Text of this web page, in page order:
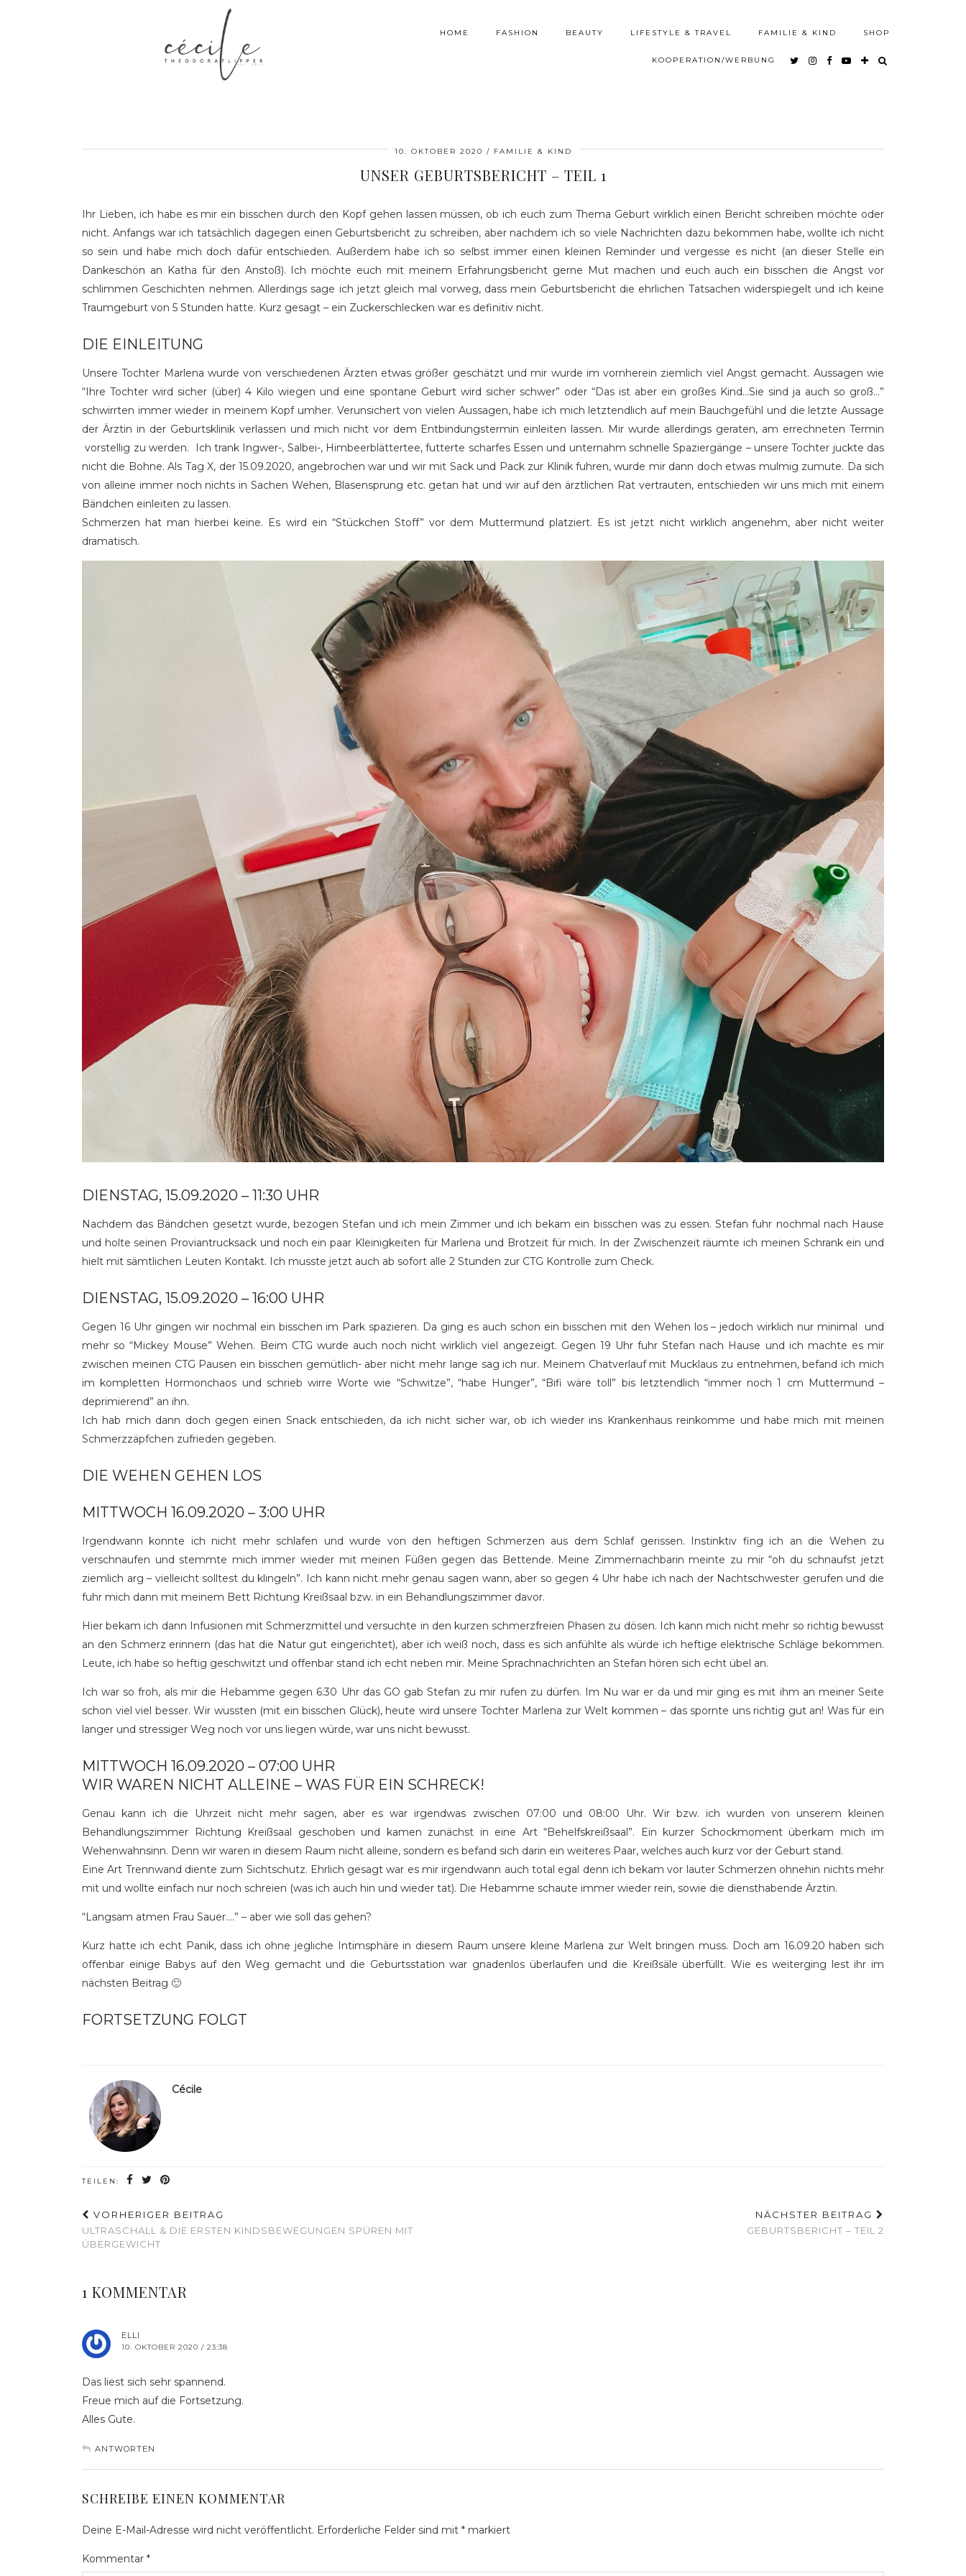
HOME FASHION BEAUTY LIFESTYLE & TRAVEL FAMILIE & KIND SHOP
KOOPERATION/WERBUNG
10. OKTOBER 2020 FAMILIE & KIND
UNSER GEBURTSBERICHT – TEIL 1
Ihr Lieben, ich habe es mir ein bisschen durch den Kopf gehen lassen müssen, ob ich euch zum Thema Geburt wirklich einen Bericht schreiben möchte oder
nicht. Anfangs war ich tatsächlich dagegen einen Geburtsbericht zu schreiben, aber nachdem ich so viele Nachrichten dazu bekommen habe, wollte ich nicht
so sein und habe mich doch dafür entschieden. Außerdem habe ich so selbst immer einen kleinen Reminder und vergesse es nicht (an dieser Stelle ein
Dankeschön an Katha für den Anstoß). Ich möchte euch mit meinem Erfahrungsbericht gerne Mut machen und euch auch ein bisschen die Angst vor
schlimmen Geschichten nehmen. Allerdings sage ich jetzt gleich mal vorweg, dass mein Geburtsbericht die ehrlichen Tatsachen widerspiegelt und ich keine
Traumgeburt von 5 Stunden hatte. Kurz gesagt – ein Zuckerschlecken war es definitiv nicht.
DIE EINLEITUNG
Unsere Tochter Marlena wurde von verschiedenen Ärzten etwas größer geschätzt und mir wurde im vornherein ziemlich viel Angst gemacht. Aussagen wie
“Ihre Tochter wird sicher (über) 4 Kilo wiegen und eine spontane Geburt wird sicher schwer” oder “Das ist aber ein großes Kind…Sie sind ja auch so groß…”
schwirrten immer wieder in meinem Kopf umher. Verunsichert von vielen Aussagen, habe ich mich letztendlich auf mein Bauchgefühl und die letzte Aussage
der Ärztin in der Geburtsklinik verlassen und mich nicht vor dem Entbindungstermin einleiten lassen. Mir wurde allerdings geraten, am errechneten Termin
vorstellig zu werden. Ich trank Ingwer-, Salbei-, Himbeerblättertee, futterte scharfes Essen und unternahm schnelle Spaziergänge – unsere Tochter juckte das
nicht die Bohne. Als Tag X, der 15.09.2020, angebrochen war und wir mit Sack und Pack zur Klinik fuhren, wurde mir dann doch etwas mulmig zumute. Da sich
von alleine immer noch nichts in Sachen Wehen, Blasensprung etc. getan hat und wir auf den ärztlichen Rat vertrauten, entschieden wir uns mich mit einem
Bändchen einleiten zu lassen.
Schmerzen hat man hierbei keine. Es wird ein “Stückchen Stoff” vor dem Muttermund platziert. Es ist jetzt nicht wirklich angenehm, aber nicht weiter
dramatisch.
DIENSTAG, 15.09.2020 – 11:30 UHR
Nachdem das Bändchen gesetzt wurde, bezogen Stefan und ich mein Zimmer und ich bekam ein bisschen was zu essen. Stefan fuhr nochmal nach Hause
und holte seinen Proviantrucksack und noch ein paar Kleinigkeiten für Marlena und Brotzeit für mich. In der Zwischenzeit räumte ich meinen Schrank ein und
hielt mit sämtlichen Leuten Kontakt. Ich musste jetzt auch ab sofort alle 2 Stunden zur CTG Kontrolle zum Check.
DIENSTAG, 15.09.2020 – 16:00 UHR
Gegen 16 Uhr gingen wir nochmal ein bisschen im Park spazieren. Da ging es auch schon ein bisschen mit den Wehen los – jedoch wirklich nur minimal und
mehr so “Mickey Mouse” Wehen. Beim CTG wurde auch noch nicht wirklich viel angezeigt. Gegen 19 Uhr fuhr Stefan nach Hause und ich machte es mir
zwischen meinen CTG Pausen ein bisschen gemütlich- aber nicht mehr lange sag ich nur. Meinem Chatverlauf mit Mucklaus zu entnehmen, befand ich mich
im kompletten Hormonchaos und schrieb wirre Worte wie “Schwitze”, “habe Hunger”, “Bifi wäre toll” bis letztendlich “immer noch 1 cm Muttermund –
deprimierend” an ihn.
Ich hab mich dann doch gegen einen Snack entschieden, da ich nicht sicher war, ob ich wieder ins Krankenhaus reinkomme und habe mich mit meinen
Schmerzzäpfchen zufrieden gegeben.
DIE WEHEN GEHEN LOS
MITTWOCH 16.09.2020 – 3:00 UHR
Irgendwann konnte ich nicht mehr schlafen und wurde von den heftigen Schmerzen aus dem Schlaf gerissen. Instinktiv fing ich an die Wehen zu
verschnaufen und stemmte mich immer wieder mit meinen Füßen gegen das Bettende. Meine Zimmernachbarin meinte zu mir “oh du schnaufst jetzt
ziemlich arg – vielleicht solltest du klingeln”. Ich kann nicht mehr genau sagen wann, aber so gegen 4 Uhr habe ich nach der Nachtschwester gerufen und die
fuhr mich dann mit meinem Bett Richtung Kreißsaal bzw. in ein Behandlungszimmer davor.
Hier bekam ich dann Infusionen mit Schmerzmittel und versuchte in den kurzen schmerzfreien Phasen zu dösen. Ich kann mich nicht mehr so richtig bewusst
an den Schmerz erinnern (das hat die Natur gut eingerichtet), aber ich weiß noch, dass es sich anfühlte als würde ich heftige elektrische Schläge bekommen.
Leute, ich habe so heftig geschwitzt und offenbar stand ich echt neben mir. Meine Sprachnachrichten an Stefan hören sich echt übel an.
Ich war so froh, als mir die Hebamme gegen 6:30 Uhr das GO gab Stefan zu mir rufen zu dürfen. Im Nu war er da und mir ging es mit ihm an meiner Seite
schon viel viel besser. Wir wussten (mit ein bisschen Glück), heute wird unsere Tochter Marlena zur Welt kommen – das spornte uns richtig gut an! Was für ein
langer und stressiger Weg noch vor uns liegen würde, war uns nicht bewusst.
MITTWOCH 16.09.2020 – 07:00 UHR
WIR WAREN NICHT ALLEINE – WAS FÜR EIN SCHRECK!
Genau kann ich die Uhrzeit nicht mehr sagen, aber es war irgendwas zwischen 07:00 und 08:00 Uhr. Wir bzw. ich wurden von unserem kleinen
Behandlungszimmer Richtung Kreißsaal geschoben und kamen zunächst in eine Art “Behelfskreißsaal”. Ein kurzer Schockmoment überkam mich im
Wehenwahnsinn. Denn wir waren in diesem Raum nicht alleine, sondern es befand sich darin ein weiteres Paar, welches auch kurz vor der Geburt stand.
Eine Art Trennwand diente zum Sichtschutz. Ehrlich gesagt war es mir irgendwann auch total egal denn ich bekam vor lauter Schmerzen ohnehin nichts mehr
mit und wollte einfach nur noch schreien (was ich auch hin und wieder tat). Die Hebamme schaute immer wieder rein, sowie die diensthabende Ärztin.
“Langsam atmen Frau Sauer….” – aber wie soll das gehen?
Kurz hatte ich echt Panik, dass ich ohne jegliche Intimsphäre in diesem Raum unsere kleine Marlena zur Welt bringen muss. Doch am 16.09.20 haben sich
offenbar einige Babys auf den Weg gemacht und die Geburtsstation war gnadenlos überlaufen und die Kreißsäle überfüllt. Wie es weiterging lest ihr im
nächsten Beitrag 🙂
FORTSETZUNG FOLGT
Cécile
TEILEN:
VORHERIGER BEITRAG
ULTRASCHALL & DIE ERSTEN KINDSBEWEGUNGEN SPÜREN MIT
ÜBERGEWICHT
NÄCHSTER BEITRAG
GEBURTSBERICHT – TEIL 2
1 KOMMENTAR
ELLI
10. OKTOBER 2020 / 23:38
Das liest sich sehr spannend.
Freue mich auf die Fortsetzung.
Alles Gute.
ANTWORTEN
SCHREIBE EINEN KOMMENTAR
Deine E-Mail-Adresse wird nicht veröffentlicht. Erforderliche Felder sind mit * markiert
Kommentar *